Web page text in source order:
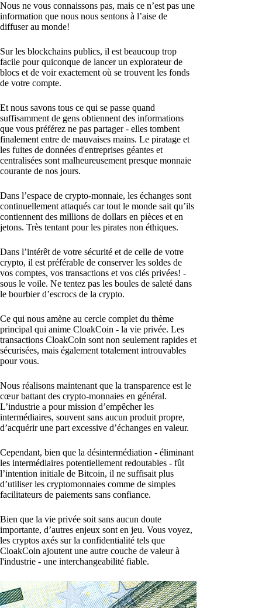
Nous ne vous connaissons pas, mais ce n’est pas une
information que nous nous sentons à l’aise de
diffuser au monde!
Sur les blockchains publics, il est beaucoup trop
facile pour quiconque de lancer un explorateur de
blocs et de voir exactement où se trouvent les fonds
de votre compte.
Et nous savons tous ce qui se passe quand
suffisamment de gens obtiennent des informations
que vous préférez ne pas partager - elles tombent
finalement entre de mauvaises mains. Le piratage et
les fuites de données d'entreprises géantes et
centralisées sont malheureusement presque monnaie
courante de nos jours.
Dans l’espace de crypto-monnaie, les échanges sont
continuellement attaqués car tout le monde sait qu’ils
contiennent des millions de dollars en pièces et en
jetons. Très tentant pour les pirates non éthiques.
Dans l’intérêt de votre sécurité et de celle de votre
crypto, il est préférable de conserver les soldes de
vos comptes, vos transactions et vos clés privées! -
sous le voile. Ne tentez pas les boules de saleté dans
le bourbier d’escrocs de la crypto.
Ce qui nous amène au cercle complet du thème
principal qui anime CloakCoin - la vie privée. Les
transactions CloakCoin sont non seulement rapides et
sécurisées, mais également totalement introuvables
pour vous.
Nous réalisons maintenant que la transparence est le
cœur battant des crypto-monnaies en général.
L’industrie a pour mission d’empêcher les
intermédiaires, souvent sans aucun produit propre,
d’acquérir une part excessive d’échanges en valeur.
Cependant, bien que la désintermédiation - éliminant
les intermédiaires potentiellement redoutables - fût
l’intention initiale de Bitcoin, il ne suffisait plus
d’utiliser les cryptomonnaies comme de simples
facilitateurs de paiements sans confiance.
Bien que la vie privée soit sans aucun doute
importante, d’autres enjeux sont en jeu. Vous voyez,
les cryptos axés sur la confidentialité tels que
CloakCoin ajoutent une autre couche de valeur à
l'industrie - une interchangeabilité fiable.